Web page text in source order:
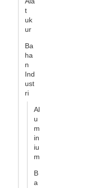
t
uk
ur
Ba
ha
n
Ind
ust
ri
Al
u
m
in
iu
m
B
a